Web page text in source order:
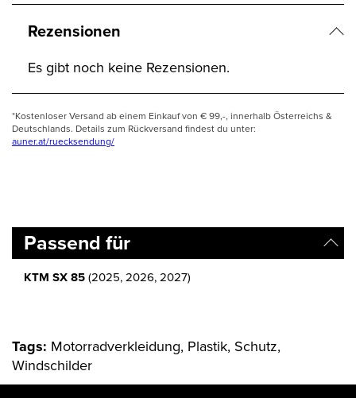
Rezensionen
Es gibt noch keine Rezensionen.
*Kostenloser Versand ab einem Einkauf von € 99,-, innerhalb Österreichs &
Deutschlands. Details zum Rückversand findest du unter:
auner.at/ruecksendung/
Passend für
KTM SX 85(2025, 2026, 2027)
Tags: Motorradverkleidung, Plastik, Schutz,
Windschilder